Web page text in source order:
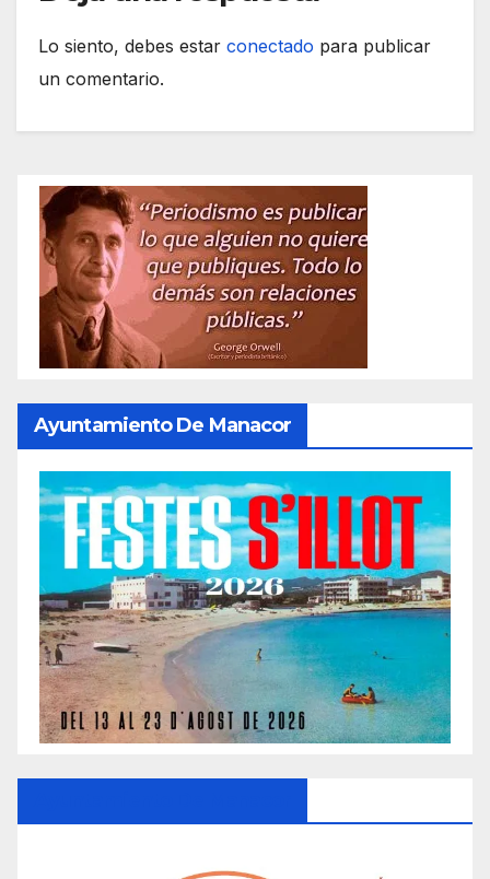
Lo siento, debes estar conectado para publicar
un comentario.
Ayuntamiento De Manacor